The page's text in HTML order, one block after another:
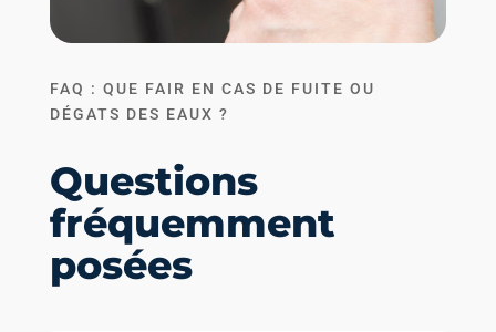
FAQ : QUE FAIR EN CAS DE FUITE OU
DÉGATS DES EAUX ?
Questions
fréquemment
posées